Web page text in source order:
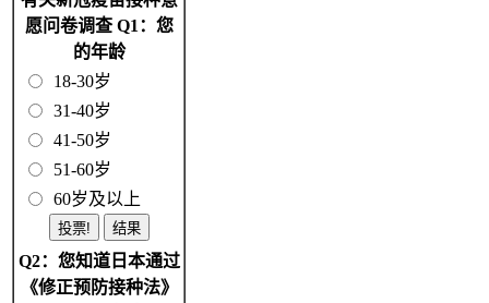
愿问卷调查 Q1：您
的年龄
18-30岁
31-40岁
41-50岁
51-60岁
60岁及以上
Q2：您知道日本通过
《修正预防接种法》